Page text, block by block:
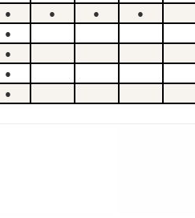
● ● ●
●
●
●
●
●